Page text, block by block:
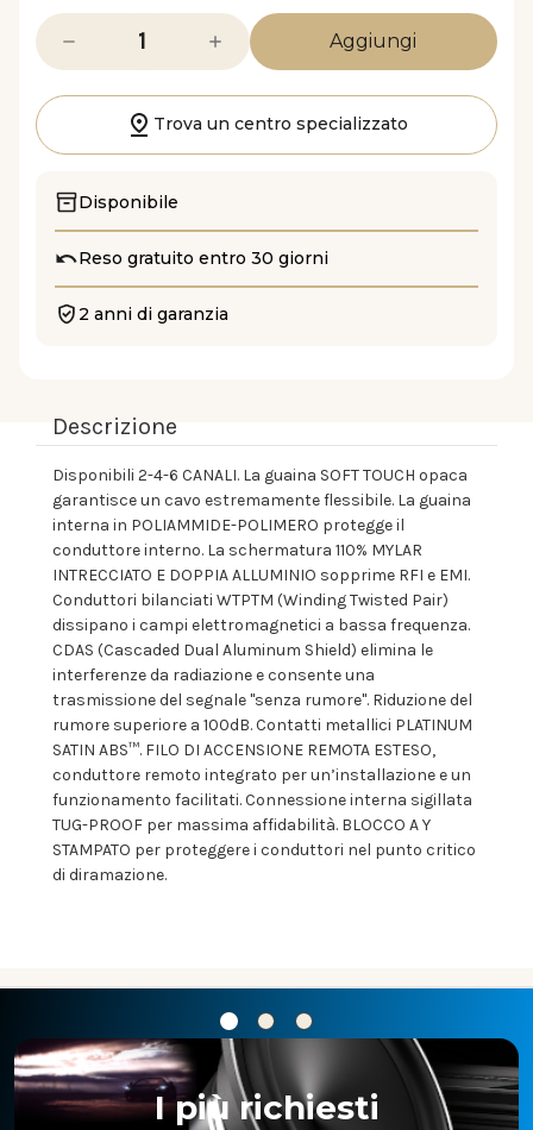
Diminuisci
quantità
di
Aumenta
quantità
di
550.2
Trova un centro specializzato
Disponibile
Reso gratuito entro 30 giorni
2 anni di garanzia
Descrizione
Disponibili 2-4-6 CANALI. La guaina SOFT TOUCH opaca
garantisce un cavo estremamente flessibile. La guaina
interna in POLIAMMIDE-POLIMERO protegge il
conduttore interno. La schermatura 110% MYLAR
INTRECCIATO E DOPPIA ALLUMINIO sopprime RFI e EMI.
Conduttori bilanciati WTPTM (Winding Twisted Pair)
dissipano i campi elettromagnetici a bassa frequenza.
CDAS (Cascaded Dual Aluminum Shield) elimina le
interferenze da radiazione e consente una
trasmissione del segnale "senza rumore". Riduzione del
rumore superiore a 100dB. Contatti metallici PLATINUM
SATIN ABS™. FILO DI ACCENSIONE REMOTA ESTESO,
conduttore remoto integrato per un’installazione e un
funzionamento facilitati. Connessione interna sigillata
TUG-PROOF per massima affidabilità. BLOCCO A Y
STAMPATO per proteggere i conduttori nel punto critico
di diramazione.
I più richiesti